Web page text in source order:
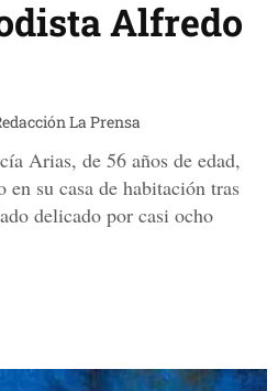
Alfredo
La Prensa
Arias, de 56 años de edad,
su casa de habitación tras
delicado por casi ocho